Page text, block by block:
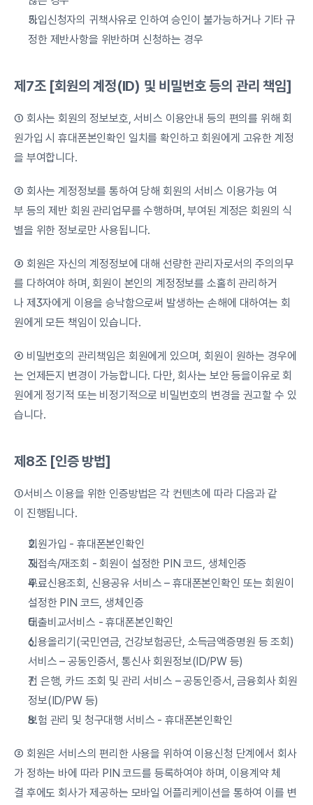
가입신청자의 귀책사유로 인하여 승인이 불가능하거나 기타 규
정한 제반사항을 위반하며 신청하는 경우
제7조 [회원의 계정(ID) 및 비밀번호 등의 관리 책임]
① 회사는 회원의 정보보호, 서비스 이용안내 등의 편의를 위해 회
원가입 시 휴대폰본인확인 일치를 확인하고 회원에게 고유한 계정
을 부여합니다.
② 회사는 계정정보를 통하여 당해 회원의 서비스 이용가능 여
부 등의 제반 회원 관리업무를 수행하며, 부여된 계정은 회원의 식
별을 위한 정보로만 사용됩니다.
③ 회원은 자신의 계정정보에 대해 선량한 관리자로서의 주의의무
를 다하여야 하며, 회원이 본인의 계정정보를 소홀히 관리하거
나 제3자에게 이용을 승낙함으로써 발생하는 손해에 대하여는 회
원에게 모든 책임이 있습니다.
④ 비밀번호의 관리책임은 회원에게 있으며, 회원이 원하는 경우에
는 언제든지 변경이 가능합니다. 다만, 회사는 보안 등을이유로 회
원에게 정기적 또는 비정기적으로 비밀번호의 변경을 권고할 수 있
습니다.
제8조 [인증 방법]
①서비스 이용을 위한 인증방법은 각 컨텐츠에 따라 다음과 같
이 진행됩니다.
회원가입 - 휴대폰본인확인
재접속/재조회 - 회원이 설정한 PIN 코드, 생체인증
무료신용조회, 신용공유 서비스 – 휴대폰본인확인 또는 회원이
설정한 PIN 코드, 생체인증
대출비교서비스 - 휴대폰본인확인
신용올리기(국민연금, 건강보험공단, 소득금액증명원 등 조회)
서비스 – 공동인증서, 통신사 회원정보(ID/PW 등)
전 은행, 카드 조회 및 관리 서비스 – 공동인증서, 금융회사 회원
정보(ID/PW 등)
보험 관리 및 청구대행 서비스 - 휴대폰본인확인
② 회원은 서비스의 편리한 사용을 위하여 이용신청 단계에서 회사
가 정하는 바에 따라 PIN 코드를 등록하여야 하며, 이용계약 체
결 후에도 회사가 제공하는 모바일 어플리케이션을 통하여 이를 변